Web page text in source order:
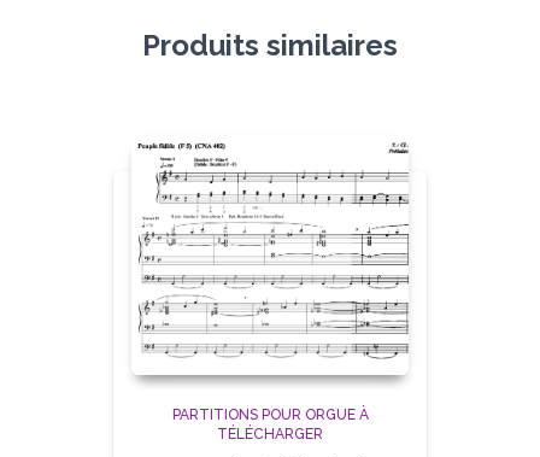
Produits similaires
PARTITIONS POUR ORGUE À
TÉLÉCHARGER